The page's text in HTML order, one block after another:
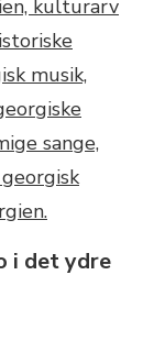
i det ydre